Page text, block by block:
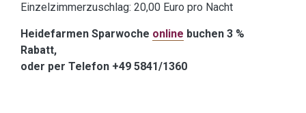
Einzelzimmerzuschlag: 20,00 Euro pro Nacht
Heidefarmen Sparwoche online buchen 3 %
Rabatt,
oder per Telefon +49 5841/1360